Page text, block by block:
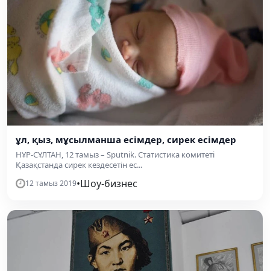
ұл, қыз, мұсылманша есімдер, сирек есімдер
НҰР-СҰЛТАН, 12 тамыз – Sputnik. Статистика комитеті
Қазақстанда сирек кездесетін ес...
12 тамыз 2019•Шоу-бизнес